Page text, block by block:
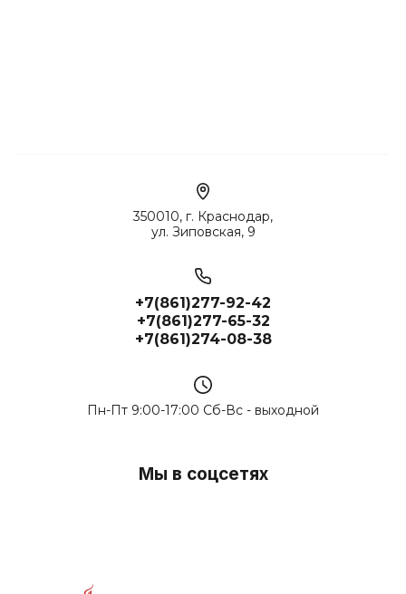
350010, г. Краснодар,
ул. Зиповская, 9
+7(861)277-92-42
+7(861)277-65-32
+7(861)274-08-38
Пн-Пт 9:00-17:00 Сб-Вс - выходной
Мы в соцсетях